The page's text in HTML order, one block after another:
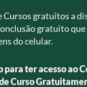
Cursos gratuitos a
gratuito que
do celular.
para ter acesso ao
Curso